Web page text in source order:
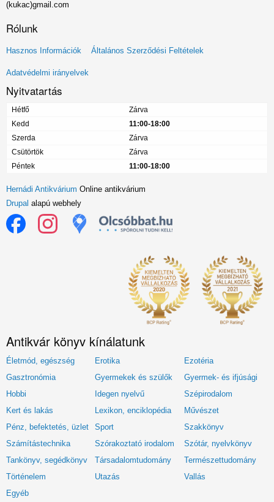
(kukac)gmail.com
Rólunk
Lábléc
menü
Hasznos Információk Általános Szerződési Feltételek
Adatvédelmi irányelvek
Nyitvatartás
Hétfő
Zárva
Kedd
11:00-18:00
Szerda
Zárva
Csütörtök
Zárva
Péntek
11:00-18:00
Hernádi Antikvárium Online antikvárium
Drupal alapú webhely
Antikvár könyv kínálatunk
Életmód, egészség Erotika
Ezotéria
Gasztronómia
Gyermekek és szülők
Gyermek- és ifjúsági
Hobbi
Idegen nyelvű
Szépirodalom
Kert és lakás
Lexikon, enciklopédia
Művészet
Pénz, befektetés, üzlet
Sport
Szakkönyv
Számítástechnika
Szórakoztató irodalom
Szótár, nyelvkönyv
Tankönyv, segédkönyv
Társadalomtudomány
Természettudomány
Történelem
Utazás
Vallás
Egyéb